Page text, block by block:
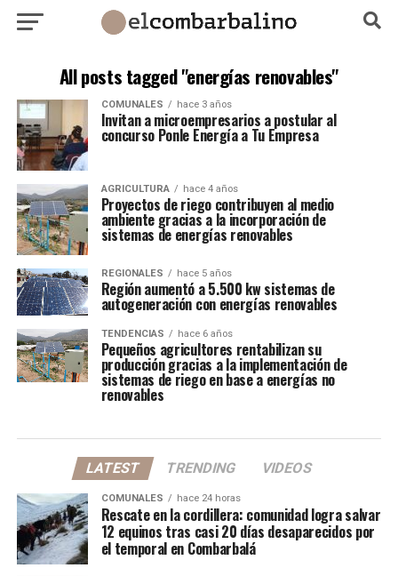
All posts tagged "energías renovables"
COMUNALES hace 3 años
Invitan a microempresarios a postular al
concurso Ponle Energía a Tu Empresa
AGRICULTURA hace 4 años
Proyectos de riego contribuyen al medio
ambiente gracias a la incorporación de
sistemas de energías renovables
REGIONALES hace 5 años
Región aumentó a 5.500 kw sistemas de
autogeneración con energías renovables
TENDENCIAS hace 6 años
Pequeños agricultores rentabilizan su
producción gracias a la implementación de
sistemas de riego en base a energías no
renovables
LATEST TRENDING VIDEOS
COMUNALES hace 24 horas
Rescate en la cordillera: comunidad logra salvar
12 equinos tras casi 20 días desaparecidos por
el temporal en Combarbalá